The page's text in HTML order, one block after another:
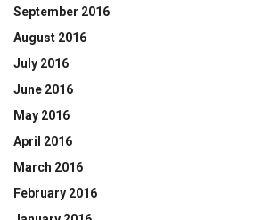
September 2016
August 2016
July 2016
June 2016
May 2016
April 2016
March 2016
February 2016